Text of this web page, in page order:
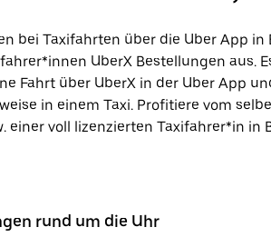
bei Taxifahrten über die Uber App
UberX Bestellungen aus.
Fahrt über UberX in der Uber App
in einem Taxi. Profitiere vom
einer voll lizenzierten Taxifahrer*in in
rund um die Uhr